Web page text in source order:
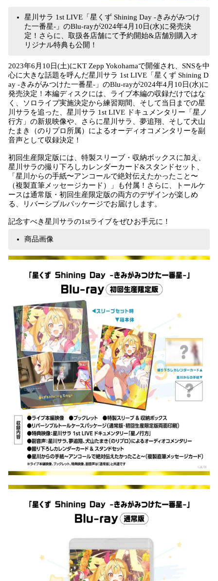
星川サラ 1st LIVE「星くず Shining Day -きみがみつけ
た⼀番星-」のBlu-rayが2024年4月10日(水)に発売決
定！さらに、取扱各店舗にて予約開始&店舗別購入オ
リジナル特典も公開！
2023年6月10日(土)にKT Zepp Yokohamaで開催され、SNSを中
心に大きな話題を呼んだ星川サラ 1st LIVE「星くず Shining D
ay -きみがみつけた⼀番星-」のBlu-rayが2024年4月10日(水)に
発売決定！本編ディスクには、ライブ本編の収録だけではな
く、ソロライブ実施決定から練習期間、そして当日までの星
川サラを追った、星川サラ 1st LIVE ドキュメンタリー「星ノ
行方」の新規映像や、さらに星川サラ、夢追翔、そして犬山
たまき（のりプロ所属）によるオーディオコメンタリーを副
音声として収録決定！
初回生産限定版には、特製スリーブ・収納ボックスに加え、
星川サラの撮り下ろしカレンダーカード&スタンドセット、
「星川からの手紙〜アンコールで絶対伝えたかったこと〜
（複製直筆メッセージカード）」も付属！さらに、トールケ
ースは通常版・初回生産限定版の両方のデザインが楽しめ
る、リバーシブルパッケージでお届けします。
記念すべき星川サラの1stライブをぜひお手元に！
商品画像